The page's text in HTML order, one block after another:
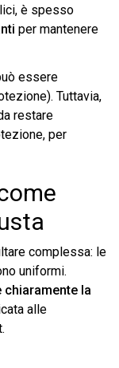
è spesso
per mantenere
essere
Tuttavia,
restare
per
complessa: le
uniformi.
chiaramente la
alle